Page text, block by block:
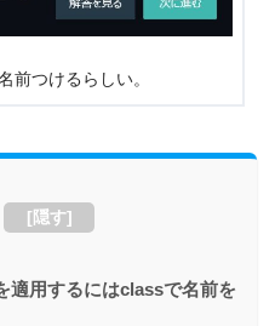
前つけるらしい。
[隠す]
適用するにはclassで名前を